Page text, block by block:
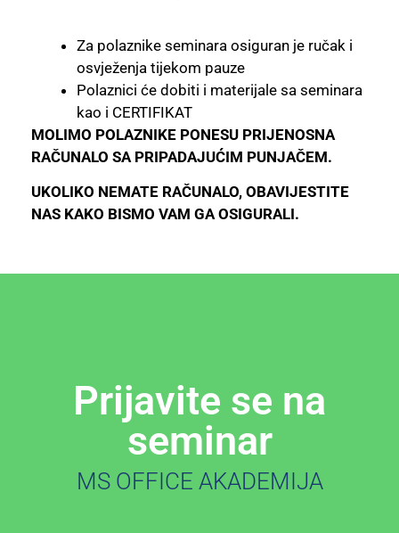
Za polaznike seminara osiguran je ručak i
osvježenja tijekom pauze
Polaznici će dobiti i materijale sa seminara
kao i CERTIFIKAT
MOLIMO POLAZNIKE PONESU PRIJENOSNA
RAČUNALO SA PRIPADAJUĆIM PUNJAČEM.
UKOLIKO NEMATE RAČUNALO, OBAVIJESTITE
NAS KAKO BISMO VAM GA OSIGURALI.
Prijavite se na
seminar
MS OFFICE AKADEMIJA